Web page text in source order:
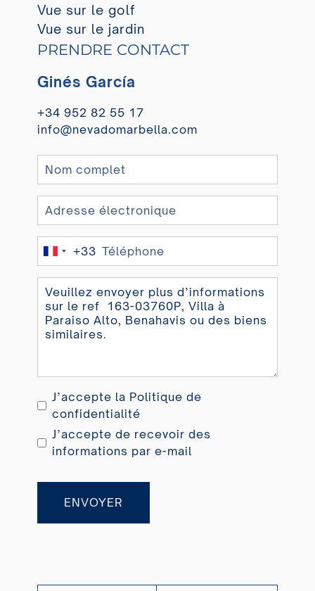
Vue sur le golf
Vue sur le jardin
PRENDRE CONTACT
Ginés García
+34 952 82 55 17
info@nevadomarbella.com
France
+33
J’accepte la Politique de
confidentialité
J’accepte de recevoir des
informations par e-mail
ENVOYER